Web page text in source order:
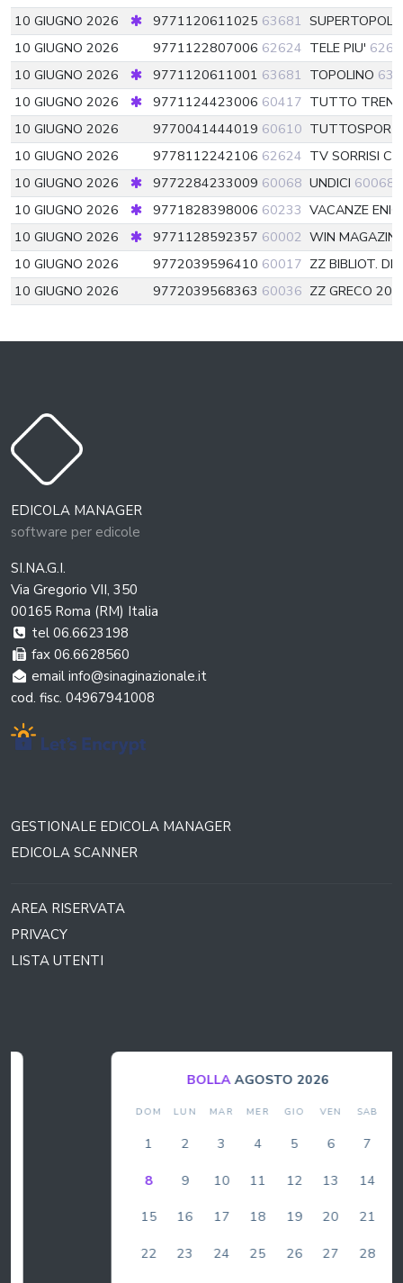
10 GIUGNO 2026
9771120611025 63681
10 GIUGNO 2026
9771122807006 62624 TELE PIU'
10 GIUGNO 2026
9771120611001 63681 TOPOLINO
10 GIUGNO 2026
9771124423006 60417 TUTTO
10 GIUGNO 2026
9770041444019 60610
10 GIUGNO 2026
9778112242106 62624 TV SORRISI
10 GIUGNO 2026
9772284233009 60068 UNDICI 60068
10 GIUGNO 2026
9771828398006 60233 VACANZE
10 GIUGNO 2026
9771128592357 60002 WIN
10 GIUGNO 2026
9772039596410 60017 ZZ BIBLIOT.
10 GIUGNO 2026
9772039568363 60036 ZZ GRECO
EDICOLA MANAGER
software per edicole
SI.NA.G.I.
Via Gregorio VII, 350
00165 Roma (RM) Italia
tel 06.6623198
fax 06.6628560
email info@sinaginazionale.it
cod. fisc. 04967941008
GESTIONALE EDICOLA MANAGER
EDICOLA SCANNER
AREA RISERVATA
PRIVACY
LISTA UTENTI
AGOSTO 2026
LUN MAR MER GIO VEN SAB